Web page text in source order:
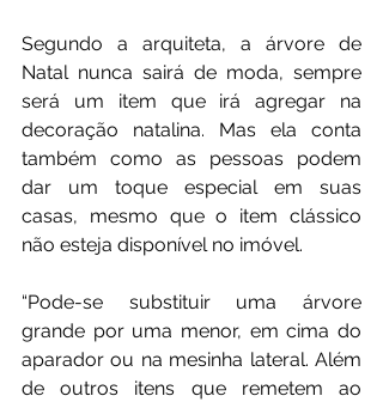
Segundo a arquiteta, a árvore de
Natal nunca sairá de moda, sempre
será um item que irá agregar na
decoração natalina. Mas ela conta
também como as pessoas podem
dar um toque especial em suas
casas, mesmo que o item clássico
não esteja disponível no imóvel.
“Pode-se substituir uma árvore
grande por uma menor, em cima do
aparador ou na mesinha lateral. Além
de outros itens que remetem ao